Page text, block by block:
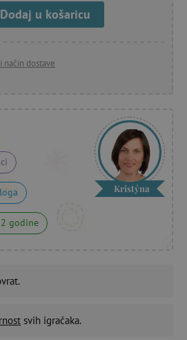
Dodaj u košaricu
način dostave
godine
Kristýna
svih igračaka.